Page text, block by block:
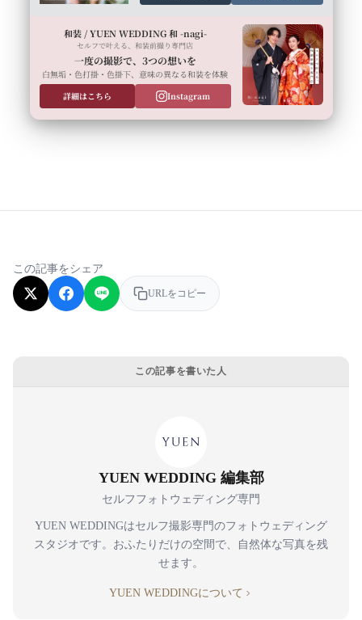
和装 / YUEN WEDDING 和 -nagi-
セルフで叶える、和装前撮り専門店
一度の撮影で、3つの想いを
白無垢・色打掛・色掛下、意味の異なる和装を体験
詳細はこちら
Instagram
この記事をシェア
URLをコピー
この記事を書いた人
YUEN WEDDING 編集部
セルフフォトウェディング専門
YUEN WEDDINGはセルフ撮影専門のフォトウェディング
スタジオです。おふたりだけの空間で、自然体な写真を残
せます。
YUEN WEDDINGについて